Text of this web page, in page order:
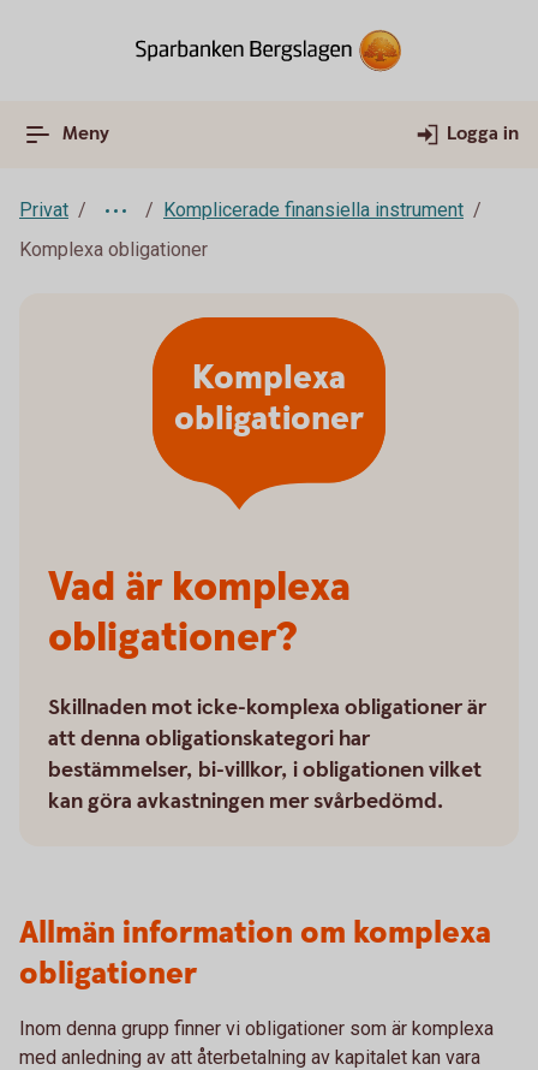
Meny Logga in
Privat
Komplicerade finansiella instrument
Komplexa obligationer
Vad är komplexa
obligationer?
Skillnaden mot icke-komplexa obligationer är
att denna obligationskategori har
bestämmelser, bi-villkor, i obligationen vilket
kan göra avkastningen mer svårbedömd.
Komplexa
obligationer
Allmän information om komplexa
obligationer
Inom denna grupp finner vi obligationer som är komplexa
med anledning av att återbetalning av kapitalet kan vara